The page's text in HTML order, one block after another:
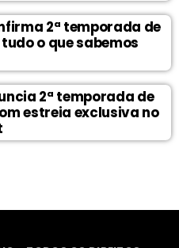
2ª temporada de
o que sabemos
2ª temporada de
estreia exclusiva no